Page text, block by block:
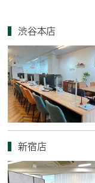
渋谷本店
新宿店